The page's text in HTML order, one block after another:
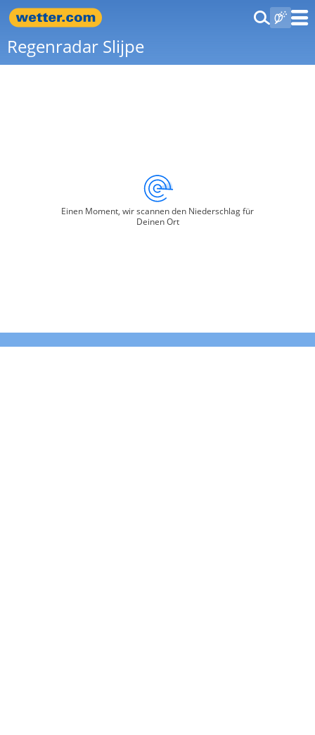
Regenradar Slijpe
Einen Moment, wir scannen den Niederschlag für
Deinen Ort